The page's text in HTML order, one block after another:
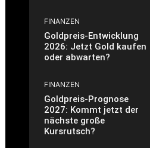
FINANZEN
Goldpreis-Entwicklung
2026: Jetzt Gold kaufen
oder abwarten?
FINANZEN
Goldpreis-Prognose
2027: Kommt jetzt der
nächste große
Kursrutsch?